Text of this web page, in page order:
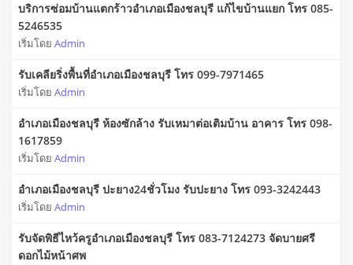
บริการซ่อมบ้านแตกร้าวอำเภอเมืองชลบุรี แก้ไขบ้านแยก โทร 085-
5246535
เริ่มโดย Admin
รับเคลียริ่งพื้นที่อำเภอเมืองชลบุรี โทร 099-7971465
เริ่มโดย Admin
อำเภอเมืองชลบุรี ห้องซักล้าง รับเหมาต่อเติมบ้าน อาคาร โทร 098-
1617859
เริ่มโดย Admin
อำเภอเมืองชลบุรี ปะยาง24ชั่วโมง รับปะยาง โทร 093-3242443
เริ่มโดย Admin
รับจัดพิธีไหว้ครูอำเภอเมืองชลบุรี โทร 083-7124273 จัดบายศรี
ดอกไม้หน้าศพ